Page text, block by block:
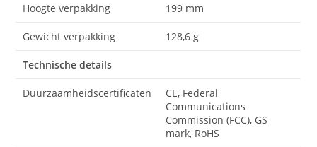
Hoogte verpakking 199 mm
Gewicht verpakking 128,6 g
Technische details
Duurzaamheidscertificaten
CE, Federal
Communications
Commission (FCC), GS
mark, RoHS